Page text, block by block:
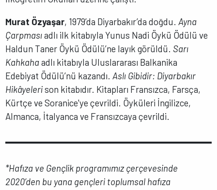
Murat Özyaşar, 1979’da Diyarbakır’da doğdu.Ayna
Çarpmasıadlı ilk kitabıyla Yunus Nadi Öykü Ödülü ve
Haldun Taner Öykü Ödülü’ne layık görüldü. Sarı
Kahkahaadlı kitabıyla Uluslararası Balkanika
Edebiyat Ödülü’nü kazandı.Aslı Gibidir: Diyarbakır
Hikâyelerison kitabıdır. Kitapları Fransızca, Farsça,
Kürtçe ve Soranice'ye çevrildi. Öyküleri İngilizce,
Almanca, İtalyanca ve Fransızcaya çevrildi.
*Hafıza ve Gençlik programımız çerçevesinde
2020’den bu yana gençleri toplumsal hafıza